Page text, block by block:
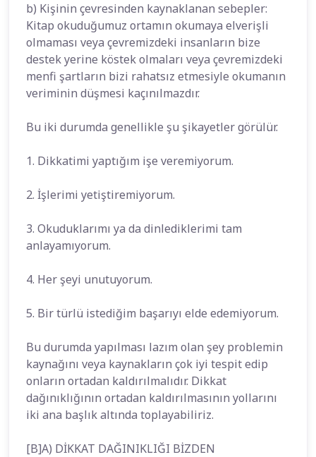
b) Kişinin çevresinden kaynaklanan sebepler:
Kitap okuduğumuz ortamın okumaya elverişli
olmaması veya çevremizdeki insanların bize
destek yerine köstek olmaları veya çevremizdeki
menfi şartların bizi rahatsız etmesiyle okumanın
veriminin düşmesi kaçınılmazdır.
Bu iki durumda genellikle şu şikayetler görülür.
1. Dikkatimi yaptığım işe veremiyorum.
2. İşlerimi yetiştiremiyorum.
3. Okuduklarımı ya da dinlediklerimi tam
anlayamıyorum.
4. Her şeyi unutuyorum.
5. Bir türlü istediğim başarıyı elde edemiyorum.
Bu durumda yapılması lazım olan şey problemin
kaynağını veya kaynakların çok iyi tespit edip
onların ortadan kaldırılmalıdır. Dikkat
dağınıklığının ortadan kaldırılmasının yollarını
iki ana başlık altında toplayabiliriz.
[B]A) DİKKAT DAĞINIKLIĞI BİZDEN